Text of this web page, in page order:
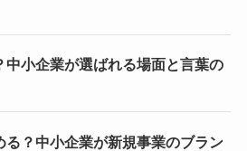
中小企業が選ばれる場面と言葉の
る？中小企業が新規事業のブラン